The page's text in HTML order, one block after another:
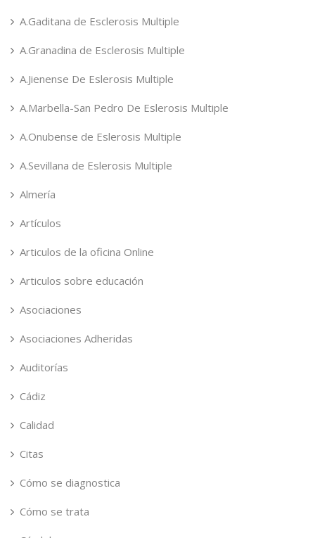
A.Gaditana de Esclerosis Multiple
A.Granadina de Esclerosis Multiple
A.Jienense De Eslerosis Multiple
A.Marbella-San Pedro De Eslerosis Multiple
A.Onubense de Eslerosis Multiple
A.Sevillana de Eslerosis Multiple
Almería
Artículos
Articulos de la oficina Online
Articulos sobre educación
Asociaciones
Asociaciones Adheridas
Auditorías
Cádiz
Calidad
Citas
Cómo se diagnostica
Cómo se trata